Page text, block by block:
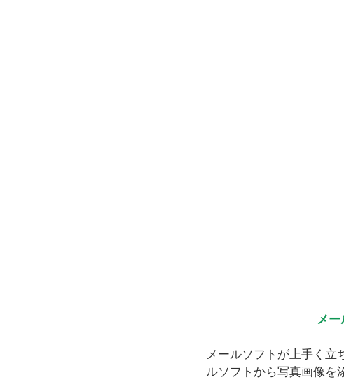
メー
メールソフトが上手く立
ルソフトから写真画像を